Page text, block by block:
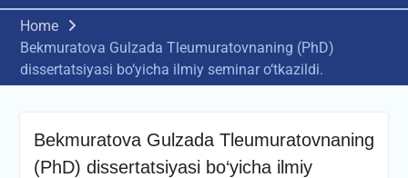
Home
Bekmuratova Gulzada Tleumuratovnaning (PhD)
dissertatsiyasi bo‘yicha ilmiy seminar o‘tkazildi.
Bekmuratova Gulzada Tleumuratovnaning
(PhD) dissertatsiyasi bo‘yicha ilmiy